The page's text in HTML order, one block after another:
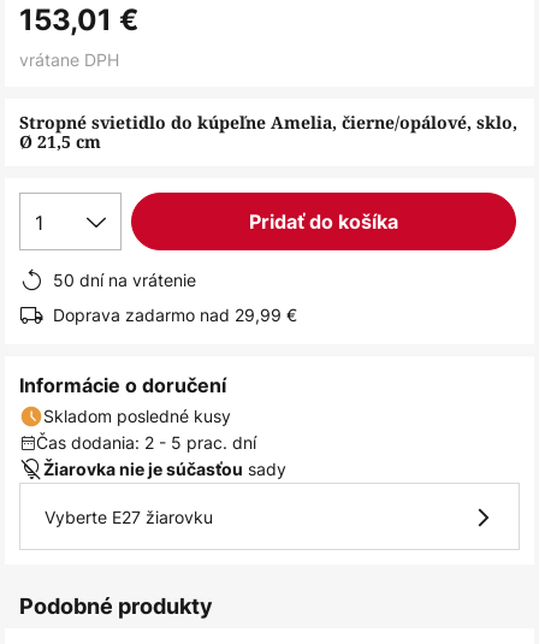
na
začiatok
obrázkov
Stropné svietidlo do kúpeľne Amelia, čierne/opálové, sklo,
Ø 21,5 cm
153,01 €
vrátane DPH
1 Pridať do košíka
50 dní na vrátenie
Doprava zadarmo nad 29,99 €
Informácie o doručení
Skladom posledné kusy
Čas dodania: 2 - 5 prac. dní
Žiarovka nie je súčasťou sady
Vyberte E27 žiarovku
Podobné produkty